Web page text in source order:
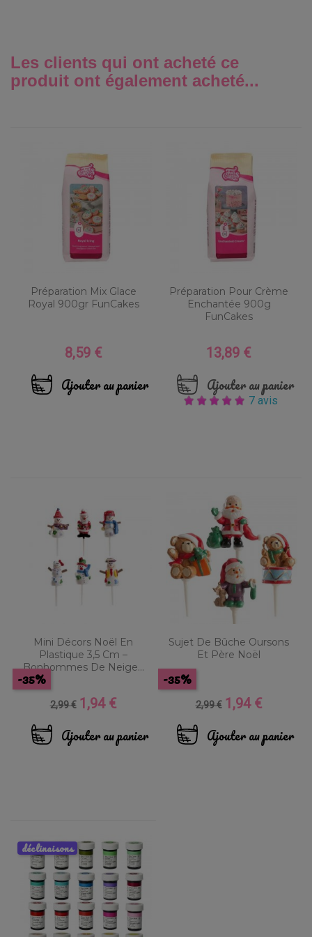
Les clients qui ont acheté ce
produit ont également acheté...
Préparation Mix Glace
Royal 900gr FunCakes
Prix
8,59 €
Ajouter au panier
Préparation Pour Crème
Enchantée 900g
FunCakes
Prix
13,89 €
Ajouter au panier
7 avis
Mini Décors Noël En
Plastique 3,5 Cm –
Bonhommes De Neige...
Prix
base
2,99 €
-35%
Prix
1,94 €
Ajouter au panier
Sujet De Bûche Oursons
Et Père Noël
Prix
base
2,99 €
-35%
Prix
1,94 €
Ajouter au panier
déclinaisons